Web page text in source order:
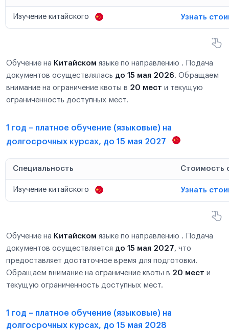
Изучение китайского Узнать
Обучение на Китайском языке по направлению . Подача
документов осуществлялась до 15 мая 2026. Обращаем
внимание на ограничение квоты в 20 мест и текущую
ограниченность доступных мест.
1 год – платное обучение (языковые) на
долгосрочных курсах, до 15 мая 2027
Специальность Стоимость
Изучение китайского Узнать
Обучение на Китайском языке по направлению . Подача
документов осуществляется до 15 мая 2027, что
предоставляет достаточное время для подготовки.
Обращаем внимание на ограничение квоты в 20 мест и
текущую ограниченность доступных мест.
1 год – платное обучение (языковые) на
долгосрочных курсах, до 15 мая 2028